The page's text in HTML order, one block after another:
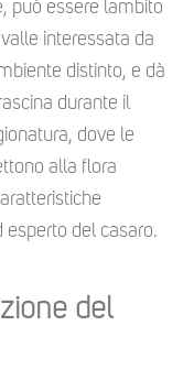
può essere lambito
interessata da
distinto, e dà
durante il
dove le
alla flora
esperto del casaro.
del